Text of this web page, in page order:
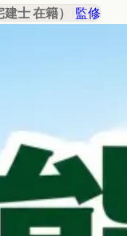
建士 在籍） 監修